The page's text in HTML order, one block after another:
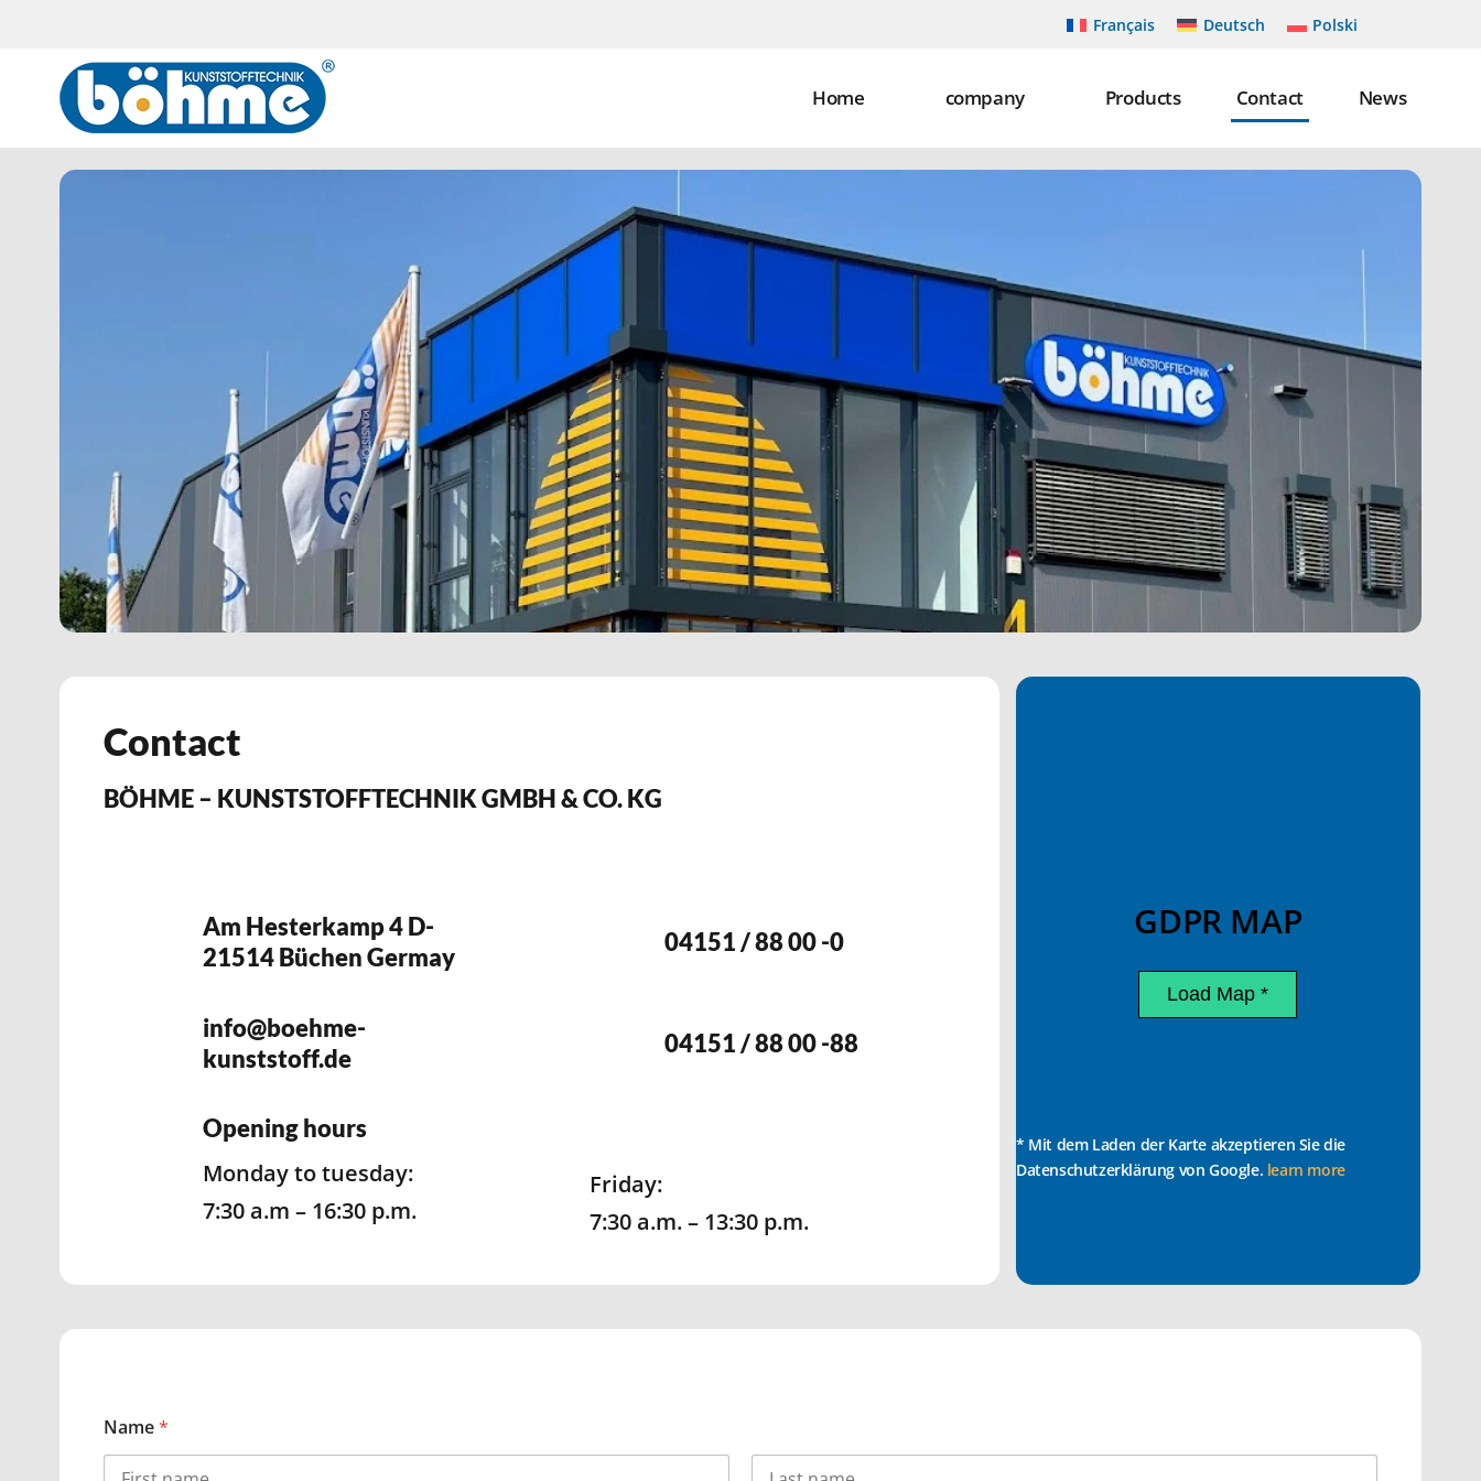
Français Deutsch Polski
Home company Products Contact News
Contact
BÖHME – KUNSTSTOFFTECHNIK GMBH & CO. KG
Am Hesterkamp 4 D-
21514 Büchen Germay
04151 / 88 00 -0
info@boehme-
kunststoff.de
04151 / 88 00 -88
Opening hours
Monday to tuesday:
7:30 a.m – 16:30 p.m.
Friday:
7:30 a.m. – 13:30 p.m.
GDPR MAP
Load Map *
* Mit dem Laden der Karte akzeptieren Sie die
Datenschutzerklärung von Google. learn more
Name*